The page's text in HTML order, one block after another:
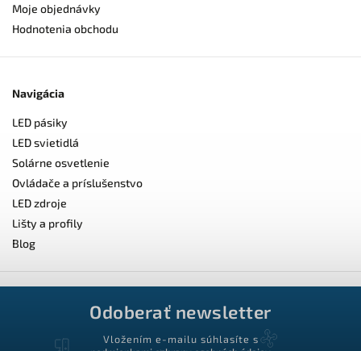
Moje objednávky
Hodnotenia obchodu
Navigácia
LED pásiky
LED svietidlá
Solárne osvetlenie
Ovládače a príslušenstvo
LED zdroje
Lišty a profily
Blog
Odoberať newsletter
Vložením e-mailu súhlasíte s